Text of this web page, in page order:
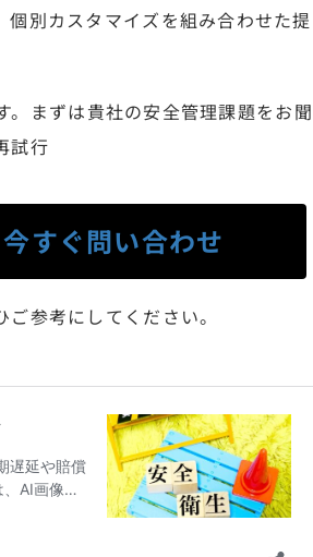
別カスタマイズを組み合わせた提
まずは貴社の安全管理課題をお聞
試行
今すぐ問い合わせ
参考にしてください。